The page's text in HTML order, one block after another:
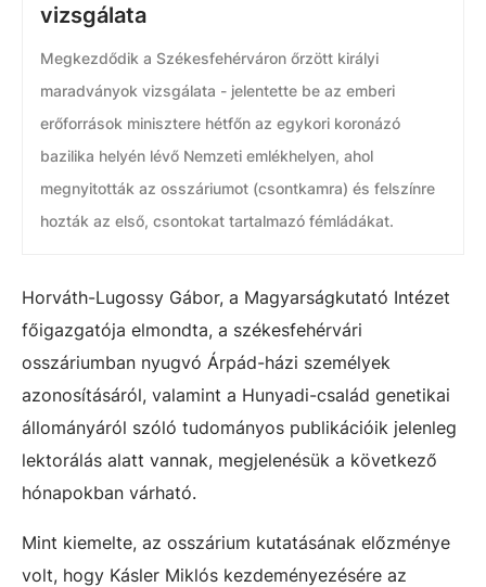
vizsgálata
Megkezdődik a Székesfehérváron őrzött királyi
maradványok vizsgálata - jelentette be az emberi
erőforrások minisztere hétfőn az egykori koronázó
bazilika helyén lévő Nemzeti emlékhelyen, ahol
megnyitották az osszáriumot (csontkamra) és felszínre
hozták az első, csontokat tartalmazó fémládákat.
Horváth-Lugossy Gábor, a Magyarságkutató Intézet
főigazgatója elmondta, a székesfehérvári
osszáriumban nyugvó Árpád-házi személyek
azonosításáról, valamint a Hunyadi-család genetikai
állományáról szóló tudományos publikációik jelenleg
lektorálás alatt vannak, megjelenésük a következő
hónapokban várható.
Mint kiemelte, az osszárium kutatásának előzménye
volt, hogy Kásler Miklós kezdeményezésére az